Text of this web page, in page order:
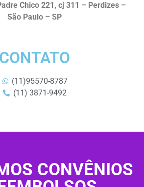
Chico 221, cj 311 – Perdizes –
São Paulo – SP
CONTATO
(11)95570-8787
(11) 3871-9492
CONVÊNIOS